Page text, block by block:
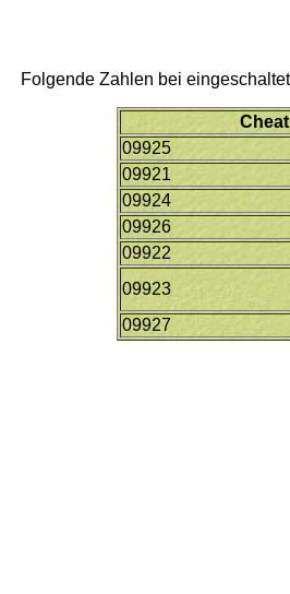
Folgende Zahlen bei
Cheat
09925
09921
09924
09926
09922
09923
09927